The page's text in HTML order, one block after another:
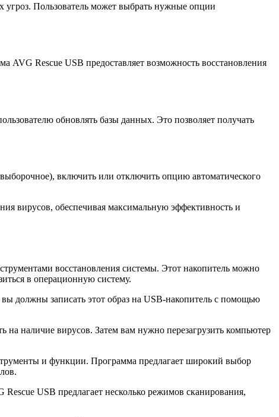
Пользователь может выбрать нужные опции
AVG Rescue USB предоставляет возможность восстановления
обновлять базы данных. Это позволяет получать
включить или отключить опцию автоматического
вирусов, обеспечивая максимальную эффективность и
восстановления системы. Этот накопитель можно
в операционную систему.
должны записать этот образ на USB-накопитель с помощью
наличие вирусов. Затем вам нужно перезагрузить компьютер
и функции. Программа предлагает широкий выбор
USB предлагает несколько режимов сканирования,